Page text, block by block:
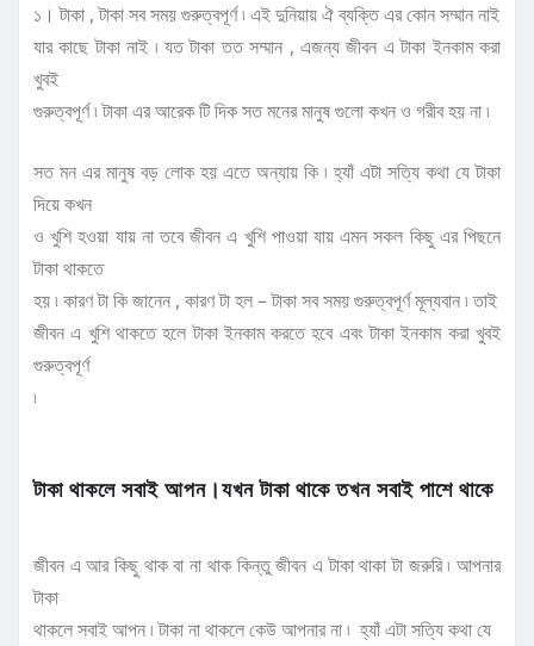
১। টাকা , টাকা সব সময় গুরুত্বপূর্ণ ৷ এই দুনিয়ায় ঐ ব্যক্তি এর কোন সম্মান নাই
যার কাছে টাকা নাই ৷ যত টাকা তত সম্মান , এজন্য জীবন এ টাকা ইনকাম করা
খুবই
গুরুত্বপূর্ণ ৷ টাকা এর আরেক টি দিক সত মনের মানুষ গুলো কখন ও গরীব হয় না ৷
সত মন এর মানুষ বড় লোক হয় এতে অন্যায় কি ৷ হ্যাঁ এটা সত্যি কথা যে টাকা
দিয়ে কখন
ও খুশি হওয়া যায় না তবে জীবন এ খুশি পাওয়া যায় এমন সকল কিছু এর পিছনে
টাকা থাকতে
হয় ৷ কারণ টা কি জানেন , কারণ টা হল – টাকা সব সময় গুরুত্বপূর্ণ মূল্যবান ৷ তাই
জীবন এ খুশি থাকতে হলে টাকা ইনকাম করতে হবে এবং টাকা ইনকাম করা খুবই
গুরুত্বপূর্ণ
৷
টাকা থাকলে সবাই আপন।যখন টাকা থাকে তখন সবাই পাশে থাকে
জীবন এ আর কিছু থাক বা না থাক কিন্তু জীবন এ টাকা থাকা টা জরুরি ৷ আপনার
টাকা
থাকলে সবাই আপন ৷ টাকা না থাকলে কেউ আপনার না ৷ হ্যাঁ এটা সত্যি কথা যে